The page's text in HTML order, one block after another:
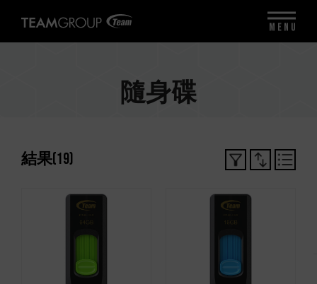
隨身碟
結果(19)
MENU